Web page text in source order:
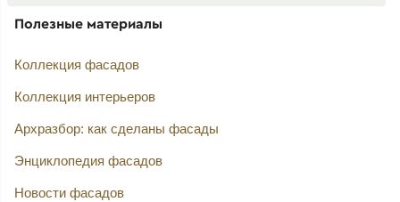
Полезные материалы
Коллекция фасадов
Коллекция интерьеров
Архразбор: как сделаны фасады
Энциклопедия фасадов
Новости фасадов